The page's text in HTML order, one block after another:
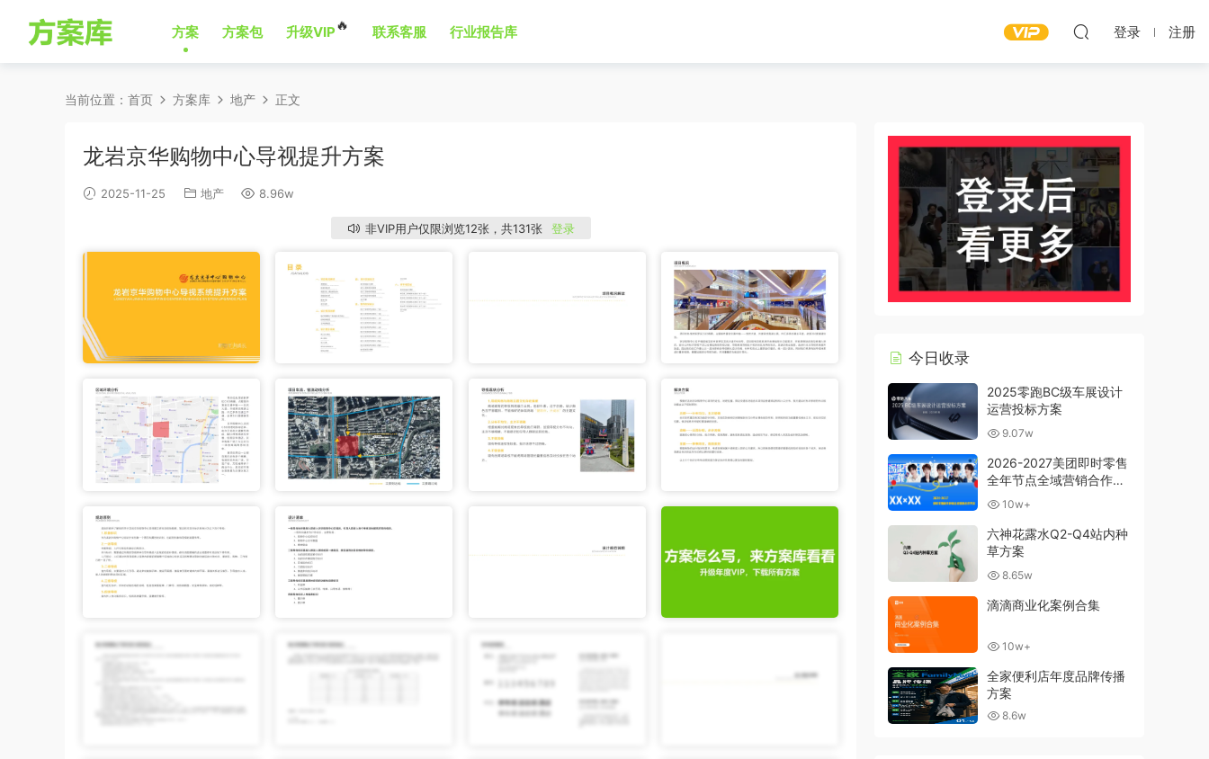
方案 方案包 升级VIP🔥 联系客服 行业报告库 登录 注册
当前位置： 首页 方案库 地产 正文
龙岩京华购物中心导视提升方案
2025-11-25 地产 8.96w
非VIP用户仅限浏览12张，共131张 登录
今日收录
2025零跑BC级车展设计
运营投标方案
9.07w
2026-2027美团即时零售
全年节点全域营销合作方
案 10w+
六神花露水Q2-Q4站内种
草方案
8.65w
滴滴商业化案例合集
10w+
全家便利店年度品牌传播
方案
8.6w